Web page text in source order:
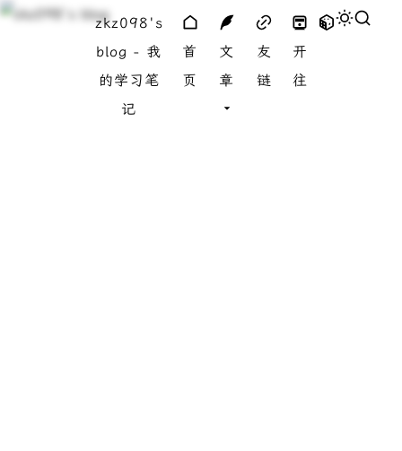
zkz098's
blog - 我
的学习笔
记
首
页
文
章
友
链
开
往